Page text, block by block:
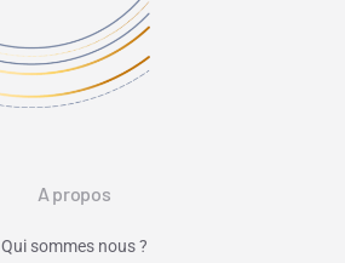
A propos
Qui sommes nous ?